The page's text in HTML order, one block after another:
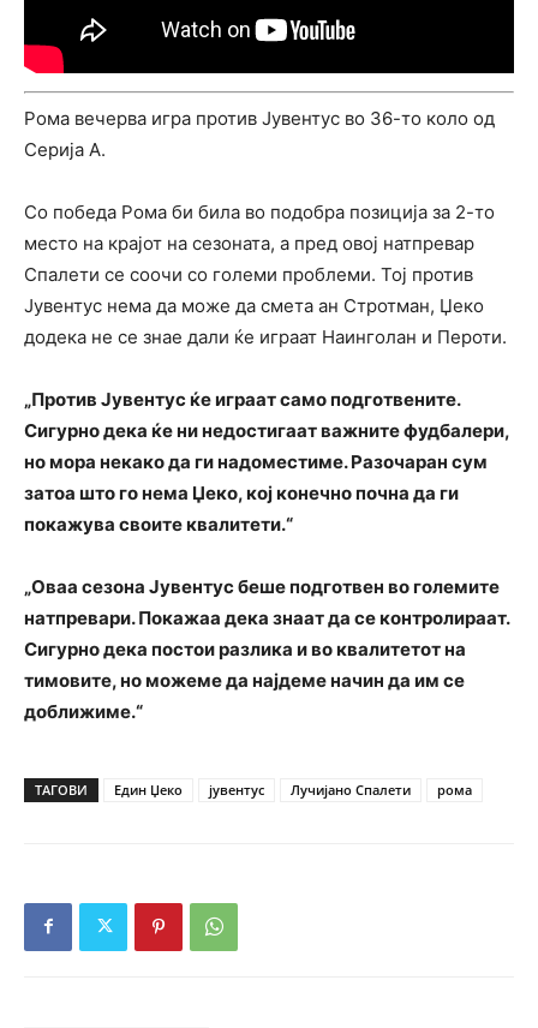
Рома вечерва игра против Јувентус во 36-то коло од
Серија А.
Со победа Рома би била во подобра позиција за 2-то
место на крајот на сезоната, а пред овој натпревар
Спалети се соочи со големи проблеми. Тој против
Јувентус нема да може да смета ан Стротман, Џеко
додека не се знае дали ќе играат Наинголан и Пероти.
„Против Јувентус ќе играат само подготвените.
Сигурно дека ќе ни недостигаат важните фудбалери,
но мора некако да ги надоместиме. Разочаран сум
затоа што го нема Џеко, кој конечно почна да ги
покажува своите квалитети.“
„Оваа сезона Јувентус беше подготвен во големите
натпревари. Покажаа дека знаат да се контролираат.
Сигурно дека постои разлика и во квалитетот на
тимовите, но можеме да најдеме начин да им се
доближиме.“
ТАГОВИ Един Џеко јувентус Лучијано Спалети рома